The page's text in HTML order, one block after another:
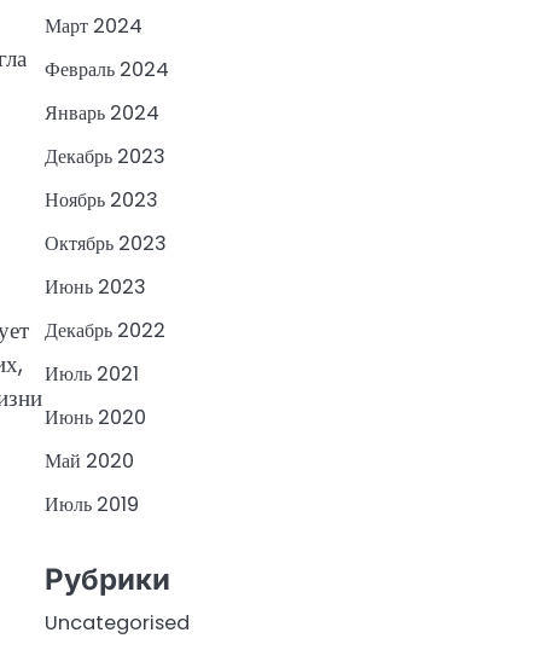
Март 2024
Февраль 2024
Январь 2024
Декабрь 2023
Ноябрь 2023
Октябрь 2023
Июнь 2023
Декабрь 2022
Июль 2021
Июнь 2020
Май 2020
Июль 2019
Рубрики
Uncategorised